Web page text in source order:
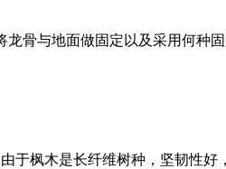
骨与地面做固定以及采用何种
于枫木是长纤维树种，坚韧性